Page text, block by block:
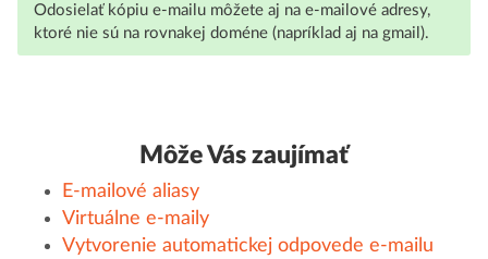
Odosielať kópiu e-mailu môžete aj na e-mailové adresy,
ktoré nie sú na rovnakej doméne (napríklad aj na gmail).
Môže Vás zaujímať
E-mailové aliasy
Virtuálne e-maily
Vytvorenie automatickej odpovede e-mailu